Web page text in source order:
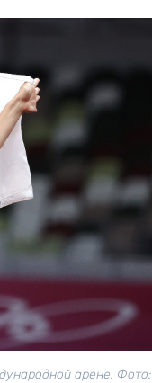
арене. Фото: